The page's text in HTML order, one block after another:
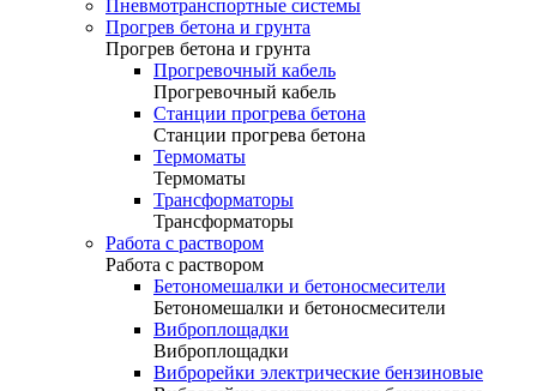
Пневмотранспортные системы
Прогрев бетона и грунта
Прогрев бетона и грунта
Прогревочный кабель
Прогревочный кабель
Станции прогрева бетона
Станции прогрева бетона
Термоматы
Термоматы
Трансформаторы
Трансформаторы
Работа с раствором
Работа с раствором
Бетономешалки и бетоносмесители
Бетономешалки и бетоносмесители
Виброплощадки
Виброплощадки
Виброрейки электрические бензиновые